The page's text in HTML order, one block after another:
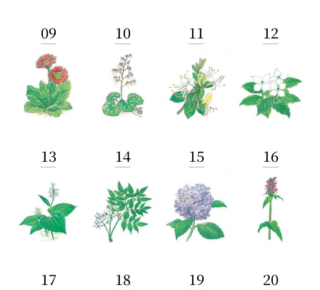
09 10 11 12
13 14 15 16
17 18 19 20